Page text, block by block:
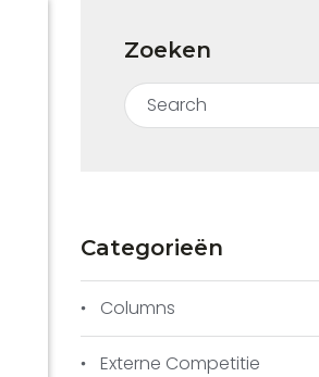
Zoeken
Search for:
Categorieën
Columns
Externe Competitie